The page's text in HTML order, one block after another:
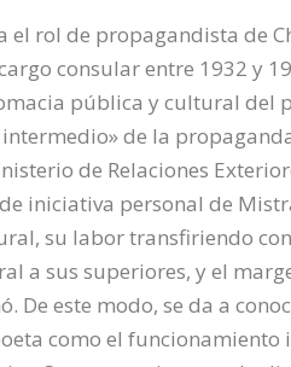
el rol de propagandista de
consular entre 1932 y
pública y cultural del
de la
de Relaciones
iniciativa personal de
su labor transfiriendo
a sus superiores, y el
De este modo, se da a
como el funcionamiento